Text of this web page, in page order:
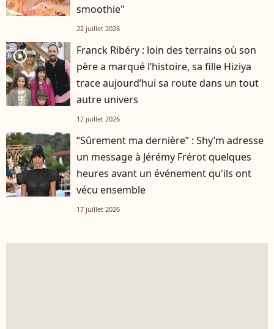
smoothie"
22 juillet 2026
player2
Franck Ribéry : loin des terrains où son
père a marqué l’histoire, sa fille Hiziya
trace aujourd’hui sa route dans un tout
autre univers
12 juillet 2026
“Sûrement ma dernière” : Shy’m adresse
un message à Jérémy Frérot quelques
heures avant un événement qu'ils ont
vécu ensemble
17 juillet 2026